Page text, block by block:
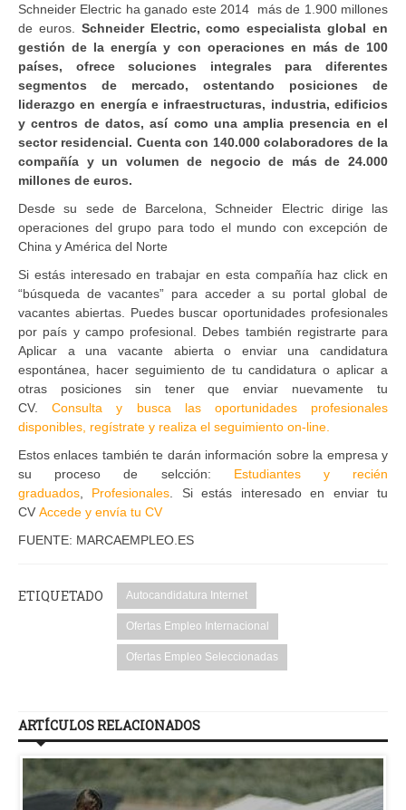
Schneider Electric ha ganado este 2014 más de 1.900 millones
de euros. Schneider Electric, como especialista global en
gestión de la energía y con operaciones en más de 100
países, ofrece soluciones integrales para diferentes
segmentos de mercado, ostentando posiciones de
liderazgo en energía e infraestructuras, industria, edificios
y centros de datos, así como una amplia presencia en el
sector residencial. Cuenta con 140.000 colaboradores de la
compañía y un volumen de negocio de más de 24.000
millones de euros.
Desde su sede de Barcelona, Schneider Electric dirige las
operaciones del grupo para todo el mundo con excepción de
China y América del Norte
Si estás interesado en trabajar en esta compañía haz click en
“búsqueda de vacantes” para acceder a su portal global de
vacantes abiertas. Puedes buscar oportunidades profesionales
por país y campo profesional. Debes también registrarte para
Aplicar a una vacante abierta o enviar una candidatura
espontánea, hacer seguimiento de tu candidatura o aplicar a
otras posiciones sin tener que enviar nuevamente tu
CV.Consulta y busca las oportunidades profesionales
disponibles, regístrate y realiza el seguimiento on-line.
Estos enlaces también te darán información sobre la empresa y
su proceso de selcción: Estudiantes y recién
graduados
Profesionales . Si estás interesado en enviar tu
CV Accede y envía tu CV
FUENTE: MARCAEMPLEO.ES
ETIQUETADO Autocandidatura Internet
Ofertas Empleo Internacional
Ofertas Empleo Seleccionadas
ARTÍCULOS RELACIONADOS